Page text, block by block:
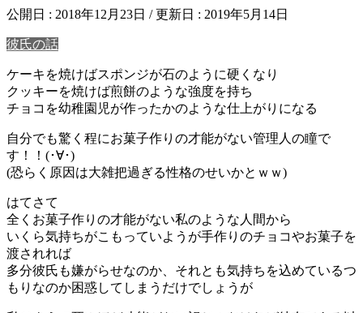
公開日 : 2018年12月23日 / 更新日 : 2019年5月14日
彼氏の話
ケーキを焼けばスポンジが石のように硬くなり
クッキーを焼けば煎餅のような強度を持ち
チョコを幼稚園児が作ったかのような仕上がりになる
自分でも驚く程にお菓子作りの才能がない管理人の瞳で
す！！(･∀･)
(恐らく原因は大雑把過ぎる性格のせいかとｗｗ)
はてさて
全くお菓子作りの才能がない私のような人間から
いくら気持ちがこもっていようが手作りのチョコやお菓子を
渡されれば
多分彼氏も嫌がらせなのか、それとも気持ちを込めているつ
もりなのか困惑してしまうだけでしょうが